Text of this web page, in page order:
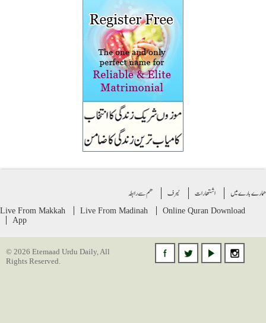
بارے میں اشتهارات ٹیرف ھم سے رابطہ
Live From Makkah Live From Madinah Online Quran Download
App
© 2026 Etemaad Urdu Daily, All
Rights Reserved.